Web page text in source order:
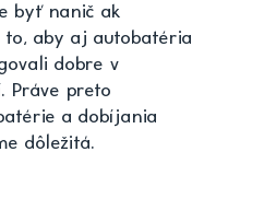
byť nanič ak
to, aby aj autobatéria
dobre v
Práve preto
a dobíjania
dôležitá.